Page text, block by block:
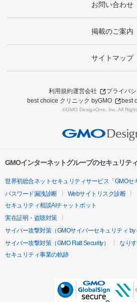
お問い合わせ
掲載のご案内
サイトマップ
利用規約運営会社
プライバ
best choice クリニック byGMO
best
©GMO DesignOne, Inc. All
GMOインターネットグループのセキュリテ
世界初総合ネットセキュリティサービス「GMOセ
パスワード漏洩診断
Webサイトリスク診断
セキュリティ相談AIチャットボット
実在証明・盗聴対策
サイバー攻撃対策（GMOサイバーセキュリティ by
サイバー攻撃対策（GMO Flatt Security）
なり
セキュリティ事業の軌跡